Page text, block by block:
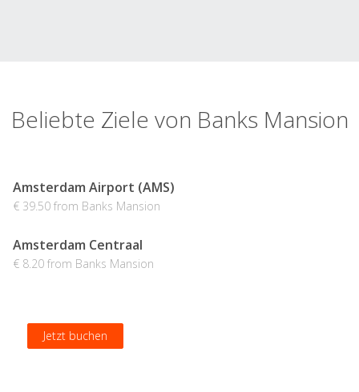
Beliebte Ziele von Banks Mansion
Amsterdam Airport (AMS)
€ 39.50 from Banks Mansion
Jetzt buchen
Amsterdam Centraal
€ 8.20 from Banks Mansion
Jetzt buchen